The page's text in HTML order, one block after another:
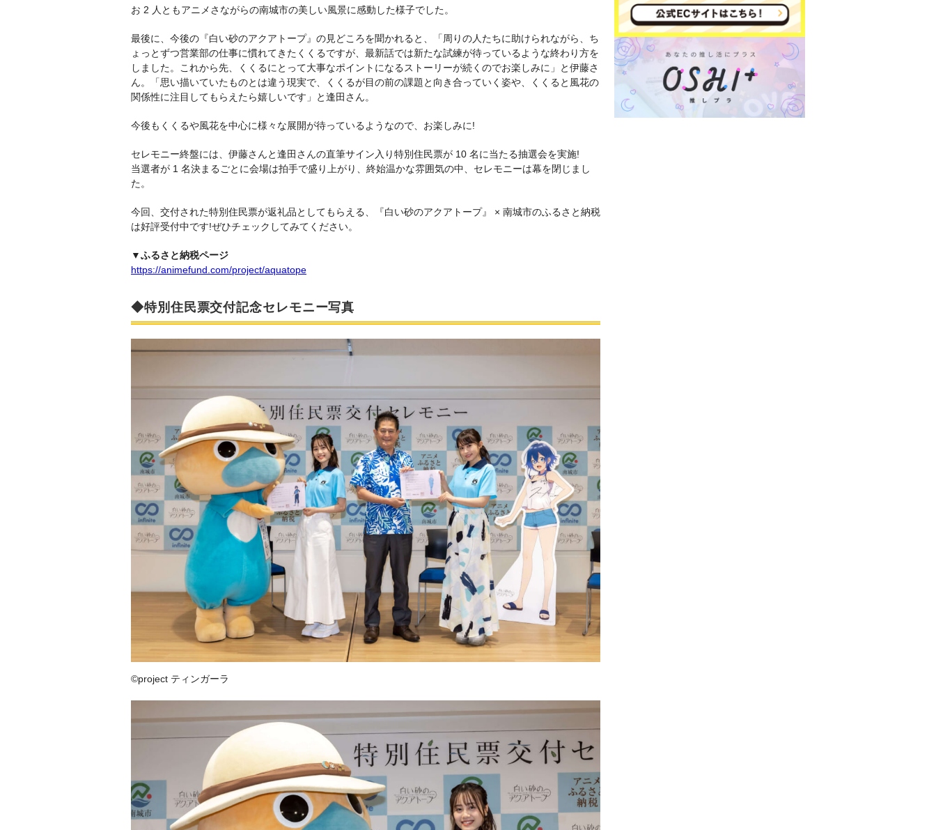
お 2 人ともアニメさながらの南城市の美しい風景に感動した様子でした。
最後に、今後の『白い砂のアクアトープ』の見どころを聞かれると、「周りの人たちに助けられながら、ち
ょっとずつ営業部の仕事に慣れてきたくくるですが、最新話では新たな試練が待っているような終わり方を
しました。これから先、くくるにとって大事なポイントになるストーリーが続くのでお楽しみに」と伊藤さ
ん。「思い描いていたものとは違う現実で、くくるが目の前の課題と向き合っていく姿や、くくると風花の
関係性に注目してもらえたら嬉しいです」と逢田さん。
今後もくくるや風花を中心に様々な展開が待っているようなので、お楽しみに!
セレモニー終盤には、伊藤さんと逢田さんの直筆サイン入り特別住民票が 10 名に当たる抽選会を実施!
当選者が 1 名決まるごとに会場は拍手で盛り上がり、終始温かな雰囲気の中、セレモニーは幕を閉じまし
た。
今回、交付された特別住民票が返礼品としてもらえる、『白い砂のアクアトープ』 × 南城市のふるさと納税
は好評受付中です!ぜひチェックしてみてください。
▼ふるさと納税ページ
https://animefund.com/project/aquatope
◆特別住民票交付記念セレモニー写真
©project ティンガーラ